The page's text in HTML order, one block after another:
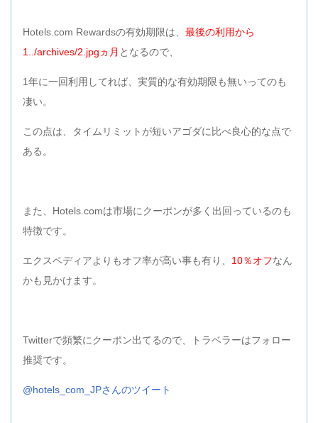
Hotels.com Rewardsの有効期限は、 最後の利用から
1../archives/2.jpgヵ月 となるので、
1年に一回利用してれば、実質的な有効期限も無いってのも
凄い。
この点は、タイムリミットが短いアゴダに比べ良心的な点で
ある。
また、Hotels.comは市場にクーポンが多く出回っているのも
特徴です。
エクスペディアよりもオフ率が高い事も有り、 10％オフなん
かも見かけます。
Twitterで頻繁にクーポン出てるので、トラベラーはフォロー
推奨です。
@hotels_com_JPさんのツイート